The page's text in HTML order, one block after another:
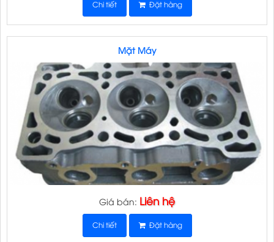
Chi tiết Đặt hàng
Mặt Máy
Giá bán: Liên hệ
Chi tiết Đặt hàng